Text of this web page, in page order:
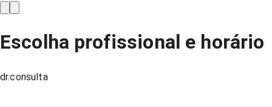
Escolha profissional e horário
dr.consulta